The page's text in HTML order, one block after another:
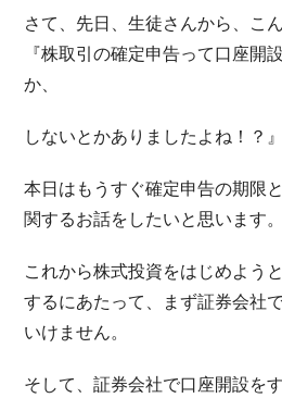
さて、先日、生徒さんから、こ
『株取引の確定申告って口座開
か、
しないとかありましたよね！？
本日はもうすぐ確定申告の期限
関するお話をしたいと思います。
これから株式投資をはじめよう
するにあたって、まず証券会社
いけません。
そして、証券会社で口座開設を